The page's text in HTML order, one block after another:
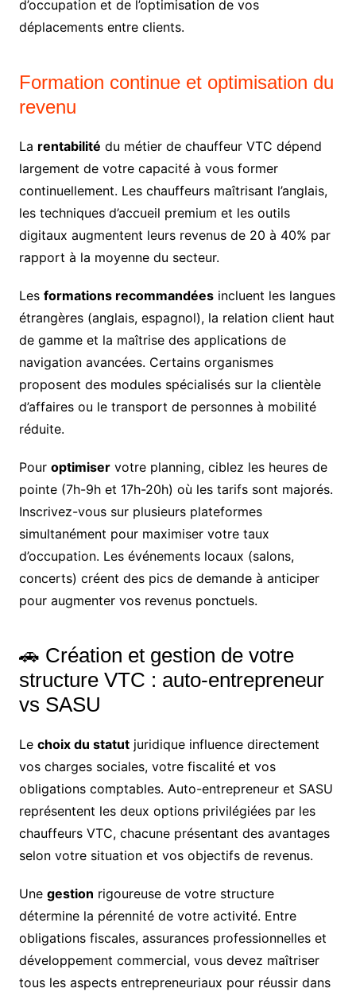
d’occupation et de l’optimisation de vos
déplacements entre clients.
Formation continue et optimisation du
revenu
La rentabilité du métier de chauffeur VTC dépend
largement de votre capacité à vous former
continuellement. Les chauffeurs maîtrisant l’anglais,
les techniques d’accueil premium et les outils
digitaux augmentent leurs revenus de 20 à 40% par
rapport à la moyenne du secteur.
Les formations recommandéesincluent les langues
étrangères (anglais, espagnol), la relation client haut
de gamme et la maîtrise des applications de
navigation avancées. Certains organismes
proposent des modules spécialisés sur la clientèle
d’affaires ou le transport de personnes à mobilité
réduite.
Pour optimiservotre planning, ciblez les heures de
pointe (7h-9h et 17h-20h) où les tarifs sont majorés.
Inscrivez-vous sur plusieurs plateformes
simultanément pour maximiser votre taux
d’occupation. Les événements locaux (salons,
concerts) créent des pics de demande à anticiper
pour augmenter vos revenus ponctuels.
🚗 Création et gestion de votre
structure VTC : auto-entrepreneur
vs SASU
Le choix du statutjuridique influence directement
vos charges sociales, votre fiscalité et vos
obligations comptables. Auto-entrepreneur et SASU
représentent les deux options privilégiées par les
chauffeurs VTC, chacune présentant des avantages
selon votre situation et vos objectifs de revenus.
Une gestion rigoureuse de votre structure
détermine la pérennité de votre activité. Entre
obligations fiscales, assurances professionnelles et
développement commercial, vous devez maîtriser
tous les aspects entrepreneuriaux pour réussir dans